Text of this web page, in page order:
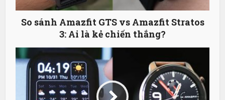
So sánh Amazfit GTS vs Amazfit Stratos
3: Ai là kẻ chiến thắng?